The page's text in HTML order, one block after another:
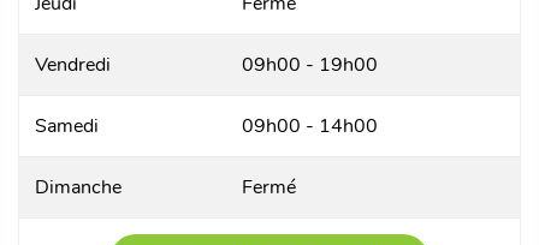
Vendredi 09h00 - 19h00
Samedi 09h00 - 14h00
Dimanche Fermé